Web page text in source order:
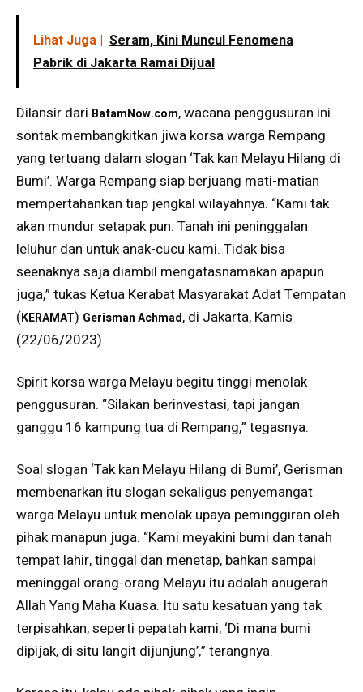
Lihat Juga | Seram, Kini Muncul Fenomena
Pabrik di Jakarta Ramai Dijual
Dilansir dari BatamNow.com, wacana penggusuran ini
sontak membangkitkan jiwa korsa warga Rempang
yang tertuang dalam slogan ‘Tak kan Melayu Hilang di
Bumi’. Warga Rempang siap berjuang mati-matian
mempertahankan tiap jengkal wilayahnya. “Kami tak
akan mundur setapak pun. Tanah ini peninggalan
leluhur dan untuk anak-cucu kami. Tidak bisa
seenaknya saja diambil mengatasnamakan apapun
juga,” tukas Ketua Kerabat Masyarakat Adat Tempatan
(KERAMAT) Gerisman Achmad, di Jakarta, Kamis
(22/06/2023).
Spirit korsa warga Melayu begitu tinggi menolak
penggusuran. “Silakan berinvestasi, tapi jangan
ganggu 16 kampung tua di Rempang,” tegasnya.
Soal slogan ‘Tak kan Melayu Hilang di Bumi’, Gerisman
membenarkan itu slogan sekaligus penyemangat
warga Melayu untuk menolak upaya peminggiran oleh
pihak manapun juga. “Kami meyakini bumi dan tanah
tempat lahir, tinggal dan menetap, bahkan sampai
meninggal orang-orang Melayu itu adalah anugerah
Allah Yang Maha Kuasa. Itu satu kesatuan yang tak
terpisahkan, seperti pepatah kami, ‘Di mana bumi
dipijak, di situ langit dijunjung’,” terangnya.